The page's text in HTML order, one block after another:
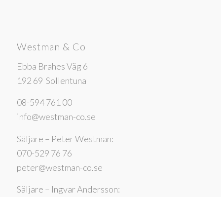
Westman & Co
Ebba Brahes Väg 6
192 69 Sollentuna
08-594 761 00
info@westman-co.se
Säljare – Peter Westman:
070-529 76 76
peter@westman-co.se
Säljare – Ingvar Andersson: